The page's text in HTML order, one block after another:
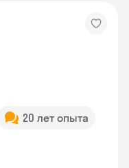
20 лет опыта